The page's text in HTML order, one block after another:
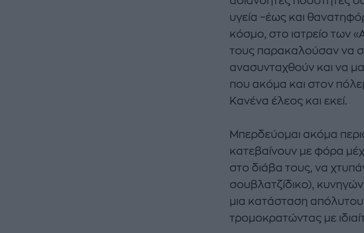
υγεία –έως και
κόσμο, στο ιατρείο των
τους παρακαλούσαν να
ανασυνταχθούν και να
που ακόμα και στον
Κανένα έλεος και εκεί.
Μπερδεύομαι ακόμα
κατεβαίνουν με φόρα
στο διάβα τους, να
σουβλατζίδικο),
μια κατάσταση
τρομοκρατώντας με